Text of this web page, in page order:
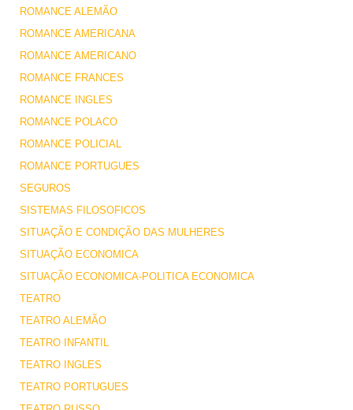
ROMANCE ALEMÃO
ROMANCE AMERICANA
ROMANCE AMERICANO
ROMANCE FRANCES
ROMANCE INGLES
ROMANCE POLACO
ROMANCE POLICIAL
ROMANCE PORTUGUES
SEGUROS
SISTEMAS FILOSOFICOS
SITUAÇÃO E CONDIÇÃO DAS MULHERES
SITUAÇÃO ECONOMICA
SITUAÇÃO ECONOMICA-POLITICA ECONOMICA
TEATRO
TEATRO ALEMÃO
TEATRO INFANTIL
TEATRO INGLES
TEATRO PORTUGUES